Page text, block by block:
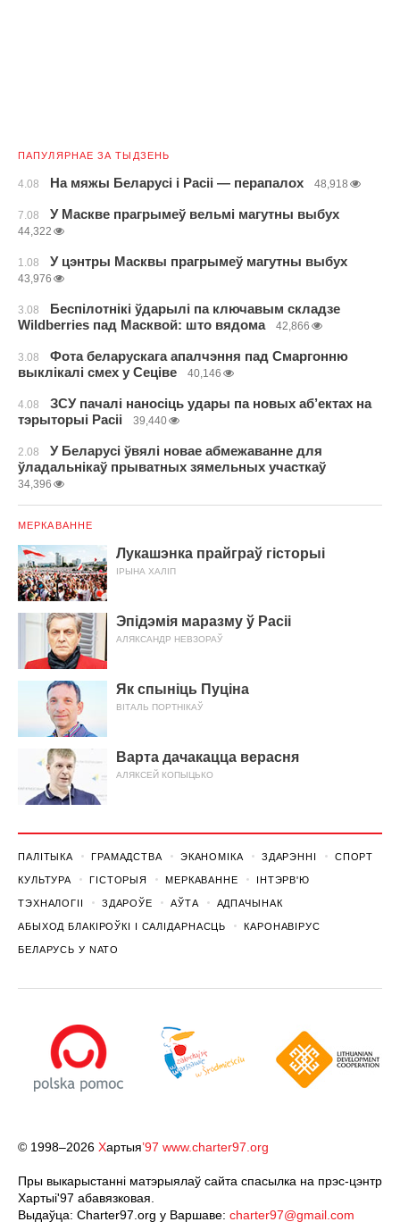
ПАПУЛЯРНАЕ ЗА ТЫДЗЕНЬ
4.08 На мяжы Беларусі і Расіі — перапалох 48,918
7.08 У Маскве прагрымеў вельмі магутны выбух
44,322
1.08 У цэнтры Масквы прагрымеў магутны выбух
43,976
3.08
Беспілотнікі ўдарылі па ключавым складзе
Wildberries пад Масквой: што вядома
42,866
3.08
Фота беларускага апалчэння пад Смаргонню
выклікалі смех у Сеціве
40,146
4.08
ЗСУ пачалі наносіць удары па новых аб’ектах на
тэрыторыі Расіі
39,440
2.08
У Беларусі ўвялі новае абмежаванне для
ўладальнікаў прыватных зямельных участкаў
34,396
МЕРКАВАННЕ
Лукашэнка прайграў гісторыі
ІРЫНА ХАЛІП
Эпідэмія маразму ў Расіі
АЛЯКСАНДР НЕВЗОРАЎ
Як спыніць Пуціна
ВІТАЛЬ ПОРТНІКАЎ
Варта дачакацца верасня
АЛЯКСЕЙ КОПЫЦЬКО
ПАЛІТЫКА ГРАМАДСТВА ЭКАНОМІКА ЗДАРЭННI СПОРТ
КУЛЬТУРА ГІСТОРЫЯ МЕРКАВАННЕ ІНТЭРВ'Ю
ТЭХНАЛОГІІ ЗДАРОЎЕ АЎТА АДПАЧЫНАК
АБЫХОД БЛАКІРОЎКІ І САЛІДАРНАСЦЬ КАРОНАВІРУС
БЕЛАРУСЬ У NATO
© 1998–2026 Хартыя’97 www.charter97.org
Пры выкарыстанні матэрыялаў сайта спасылка на прэс-цэнтр
Хартыi'97 абавязковая.
Выдаўца: Charter97.org у Варшаве: charter97@gmail.com